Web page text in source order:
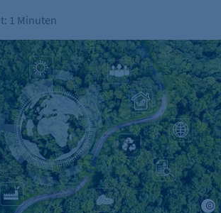
für die Verwaltung von
(z. B. bei Login, Umfrage
Wird auch bei Caching zur
verwendet.
1 Minuten
Was die neuen Vorgaben für